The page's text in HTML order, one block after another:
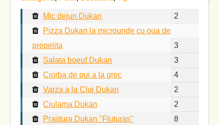
Mic dejun Dukan
Pizza Dukan la microunde cu oua de
prepelita
Salata boeuf Dukan
Ciorba de pui a la grec
Varza a la Cluj Dukan
Ciulama Dukan
Prajitura Dukan "Fluturas"